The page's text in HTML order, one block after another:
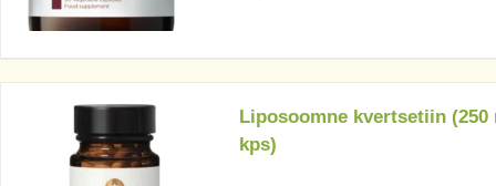
Liposoomne kvertsetiin (250
kps)